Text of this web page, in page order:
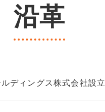
沿革
ディングス株式会社設立